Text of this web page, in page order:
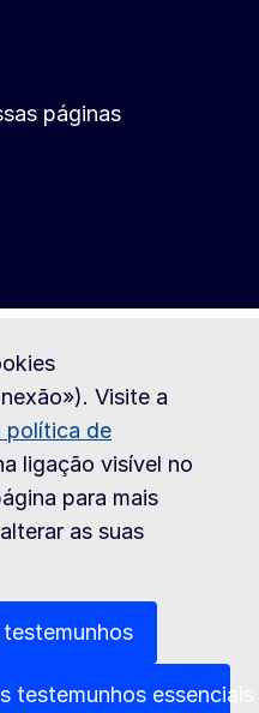
Visite a
política de
ligação visível no
para mais
as suas
testemunhos essenciais
páginas